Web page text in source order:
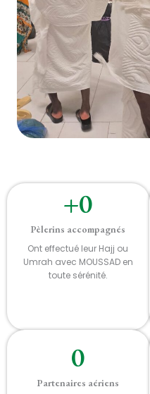
Pèlerins accompagnés
+0
Ont effectué leur Hajj ou
Umrah avec MOUSSAD en
toute sérénité.
Partenaires aériens
0